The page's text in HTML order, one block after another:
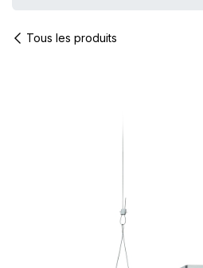
Tous les produits